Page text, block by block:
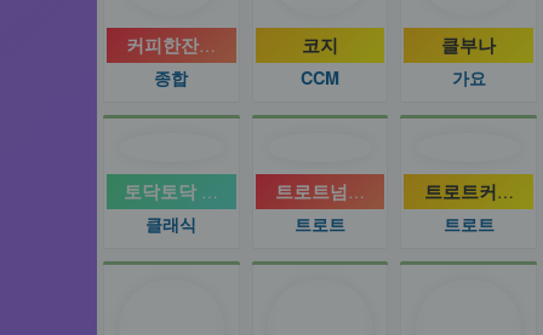
커피한잔의여유와음악
종합
코지
CCM
클부나
가요
토닥토닥 음악편지
클래식
트로트넘버원
트로트
트로트커피숍
트로트